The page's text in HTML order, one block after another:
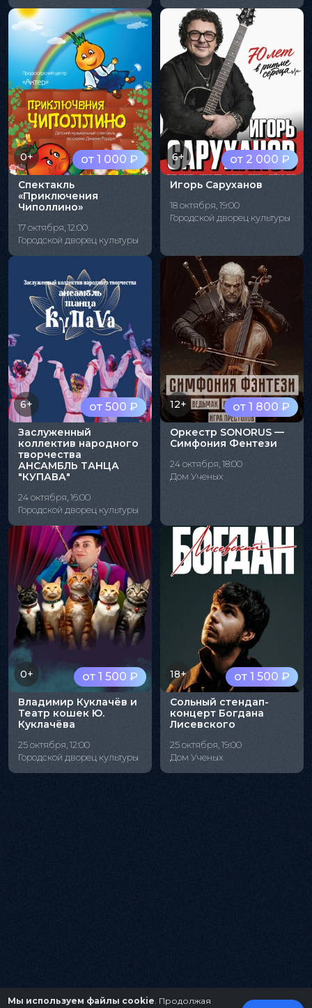
от 1 000 ₽
0+
Спектакль
«Приключения
Чиполлино»
17 октября, 12:00
Городской дворец культуры
от 2 000 ₽
6+
Игорь Саруханов
18 октября, 19:00
Городской дворец культуры
от 500 ₽
6+
Заслуженный
коллектив народного
творчества
АНСАМБЛЬ ТАНЦА
"КУПАВА"
24 октября, 16:00
Городской дворец культуры
от 1 800 ₽
12+
Оркестр SONORUS —
Симфония Фентези
24 октября, 18:00
Дом Ученых
от 1 500 ₽
0+
Владимир Куклачёв и
Театр кошек Ю.
Куклачёва
25 октября, 12:00
Городской дворец культуры
от 1 500 ₽
18+
Сольный стендап-
концерт Богдана
Лисевского
25 октября, 19:00
Дом Ученых
Мы используем файлы cookie . Продолжая